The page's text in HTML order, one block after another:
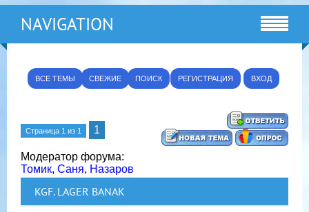
NAVIGATION
ВСЕ ТЕМЫ СВЕЖИЕ ПОИСК РЕГИСТРАЦИЯ ВХОД
Страница 1 из 1 1
Модератор форума:
Томик, Саня, Назаров
KGF. LAGER BANAK